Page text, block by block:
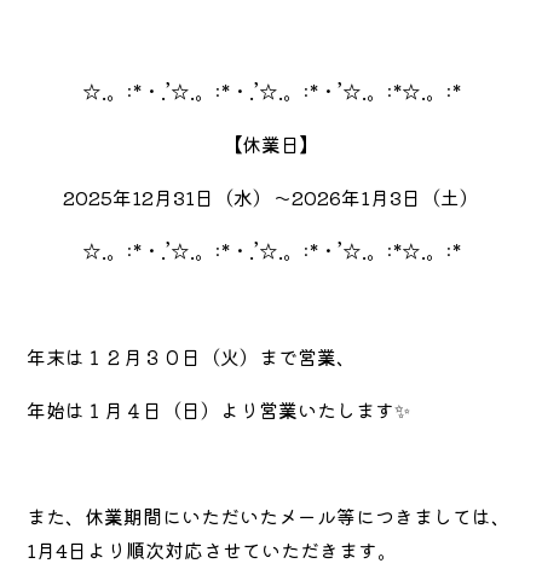
☆.。:*・.’☆.。:*・.’☆.。:*・’☆.。:*☆.。:*
【休業日】
2025年12月31日（水）～2026年1月3日（土）
☆.。:*・.’☆.。:*・.’☆.。:*・’☆.。:*☆.。:*
年末は１２月３０日（火）まで営業、
年始は１月４日（日）より営業いたします✨
また、休業期間にいただいたメール等につきましては、
1月4日より順次対応させていただきます。